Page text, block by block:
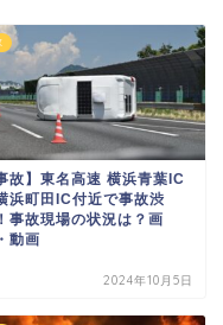
故】東名高速 横浜青葉IC
浜町田IC付近で事故渋
事故現場の状況は？画
動画
2024年10月5日